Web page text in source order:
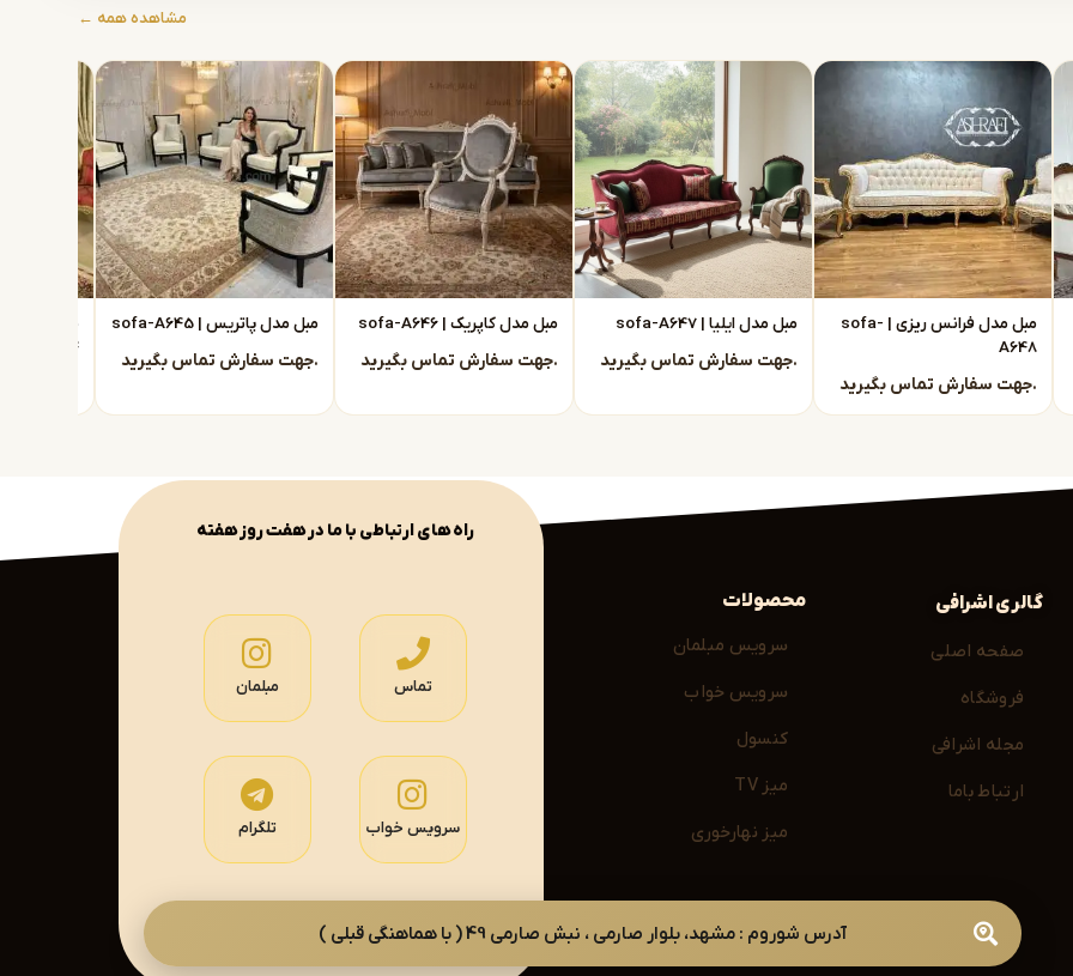
مبل نئوکلاسیک در مشهد
انتخابی بسیار هوشمندانه
از تولیدی
با تولیدی مبل نئوکلاسیک مشهد در ارتباط
فروش راحت است.
بررسی کنید، از جمله:
دکوراسیون داخلی شما هماهنگ می‌شوند.
مشهد
می‌شود:
زندگی و شخصیت بصری فضای شماست، و ما این
مشاهده همه ←
مبل مدل فرانس ریزی | sofa-
A648
جهت سفارش تماس بگیرید.
مبل مدل ایلیا | sofa-A647
جهت سفارش تماس بگیرید.
مبل مدل کاپریک | sofa-A646
جهت سفارش تماس بگیرید.
مبل مدل پاتریس | sofa-A645
جهت سفارش تماس بگیرید.
A644
گالری اشرافی محصولات
صفحه اصلی
فروشگاه
مجله اشرافی
ارتباط باما
سرویس مبلمان
سرویس خواب
کنسول
میز TV
میز نهارخوری
راه های ارتباطی با ما در هفت روز هفته
تماس مبلمان
سرویس خواب تلگرام
آدرس شوروم : مشهد، بلوار صارمی ، نبش صارمی 49 ( با هماهنگی قبلی )